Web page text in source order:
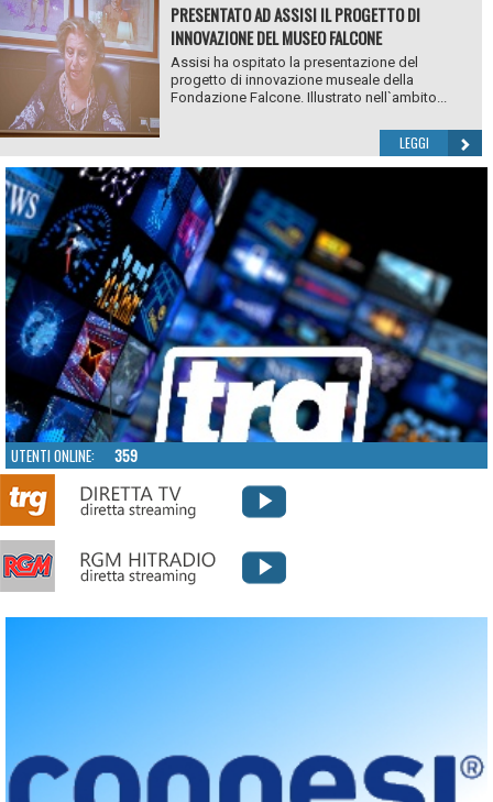
PRESENTATO AD ASSISI IL PROGETTO DI
INNOVAZIONE DEL MUSEO FALCONE
Assisi ha ospitato la presentazione del
progetto di innovazione museale della
Fondazione Falcone. Illustrato nell`ambito...
LEGGI
UTENTI ONLINE: 359